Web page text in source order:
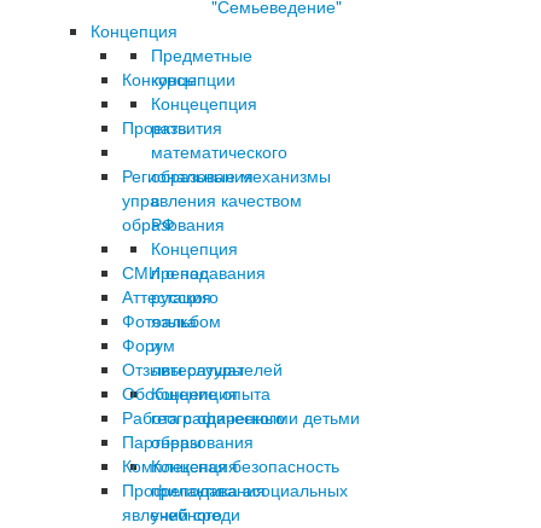
"Семьеведение"
Концепция
Предметные
концепции
Концецепция
развития
математического
образования
в
РФ
Концепция
преподавания
русского
языка
и
литературы
Концепция
географического
образования
Концепция
преподавания
учебного
Конкурсы
Проекты
Региональные механизмы
управления качеством
образования
СМИ о нас
Аттестация
Фотоальбом
Форум
Отзывы слушателей
Обобщение опыта
Работа с одаренными детьми
Партнеры
Комплексная безопасность
Профилактика асоциальных
явлений среди